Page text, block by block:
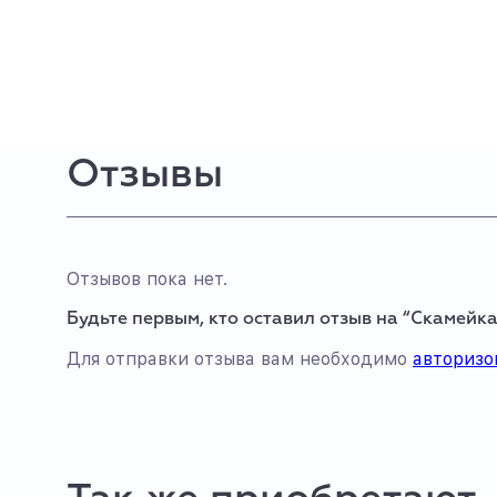
Отзывы
Отзывов пока нет.
Будьте первым, кто оставил отзыв на
Для отправки отзыва вам необходимо